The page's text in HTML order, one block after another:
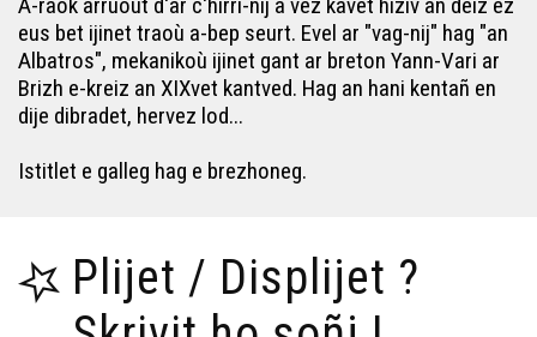
A-raok arruout d'ar c'hirri-nij a vez kavet hiziv an deiz ez
eus bet ijinet traoù a-bep seurt. Evel ar "vag-nij" hag "an
Albatros", mekanikoù ijinet gant ar breton Yann-Vari ar
Brizh e-kreiz an XIXvet kantved. Hag an hani kentañ en
dije dibradet, hervez lod...
Istitlet e galleg hag e brezhoneg.
Plijet / Displijet ?